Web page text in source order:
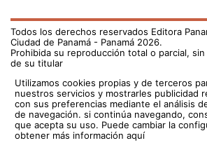
Todos los derechos reservados Editora
Ciudad de Panamá - Panamá 2026.
Prohibida su reproducción total o parcial,
de su titular
Utilizamos cookies propias y de terceros
nuestros servicios y mostrarles publicidad
con sus preferencias mediante el análisis
de navegación. si continúa navegando,
que acepta su uso. Puede cambiar la
obtener más información aquí